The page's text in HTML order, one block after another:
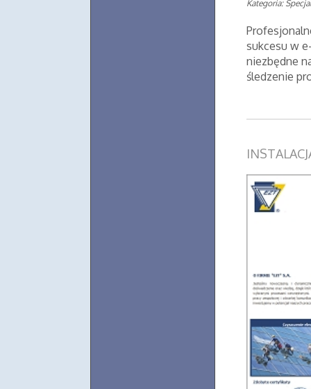
Kategoria:
sukcesu w
niezbędne
śledzenie